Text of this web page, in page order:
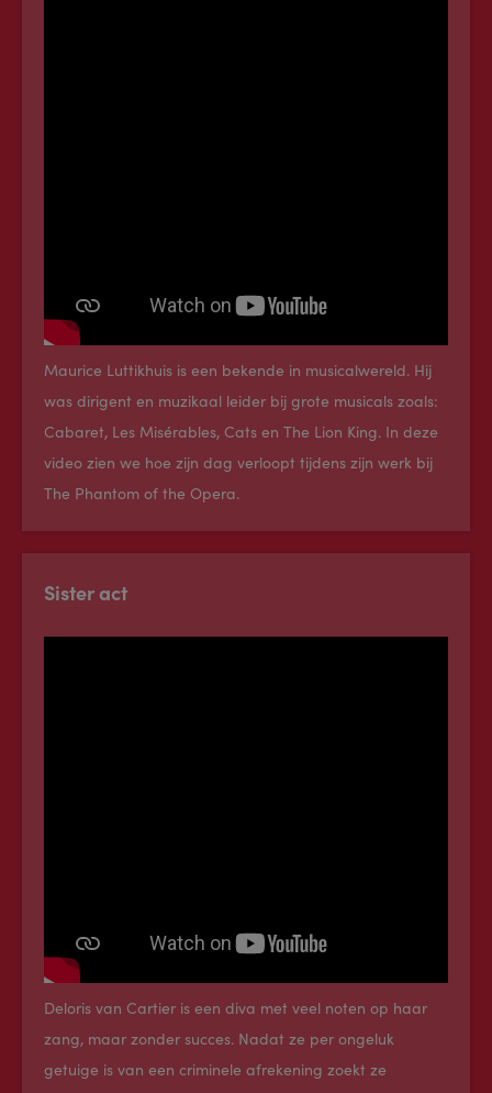
Maurice Luttikhuis is een bekende in musicalwereld. Hij
was dirigent en muzikaal leider bij grote musicals zoals:
Cabaret, Les Misérables, Cats en The Lion King. In deze
video zien we hoe zijn dag verloopt tijdens zijn werk bij
The Phantom of the Opera.
Sister act
Deloris van Cartier is een diva met veel noten op haar
zang, maar zonder succes. Nadat ze per ongeluk
getuige is van een criminele afrekening zoekt ze